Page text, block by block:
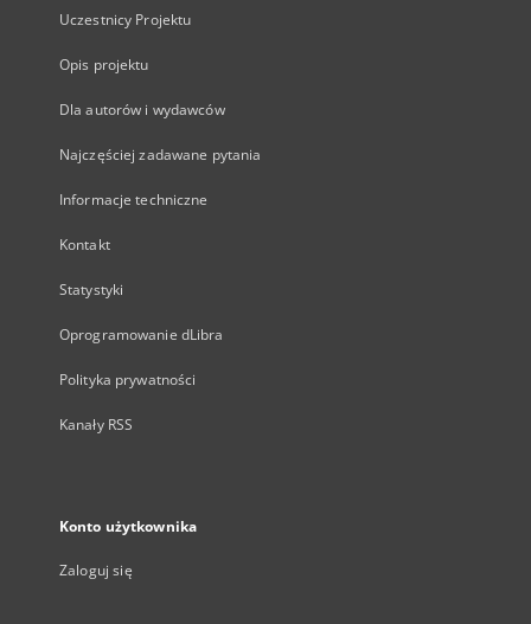
Uczestnicy Projektu
Opis projektu
Dla autorów i wydawców
Najczęściej zadawane pytania
Informacje techniczne
Kontakt
Statystyki
Oprogramowanie dLibra
Polityka prywatności
Kanały RSS
Konto użytkownika
Zaloguj się